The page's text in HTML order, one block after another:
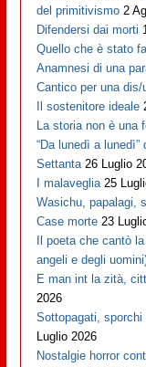
del primitivismo 2
Difendersi dai morti
Quello che è stato
Anamnesi di una
Cantico per una dis/
Il sostenitore ideale
La storia non è una
“Da lunedì a
Settanta 26 Luglio
I malaveglia 25
Wasichu, papalagi,
Case morte 23
Il poeta che cantò
angeli e degli
E man int la zità,
2026
Sottopagati,
Luglio 2026
Nostalgie horror